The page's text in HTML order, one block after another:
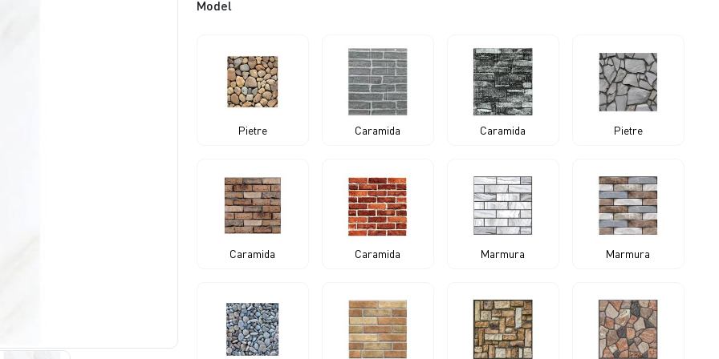
Model
Pietre Caramida Caramida Pietre
Caramida Caramida Marmura Marmura